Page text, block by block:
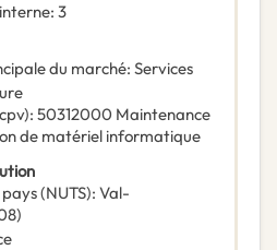
: 3
du marché: Services
cpv): 50312000 Maintenance
de matériel informatique
(NUTS): Val-
)